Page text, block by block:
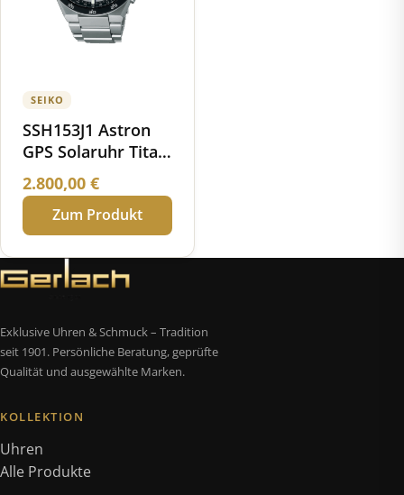
SEIKO
SSH153J1 Astron
GPS Solaruhr Titan
Keramik
2.800,00 €
Zum Produkt
Exklusive Uhren & Schmuck – Tradition
seit 1901. Persönliche Beratung, geprüfte
Qualität und ausgewählte Marken.
KOLLEKTION
Uhren
Alle Produkte